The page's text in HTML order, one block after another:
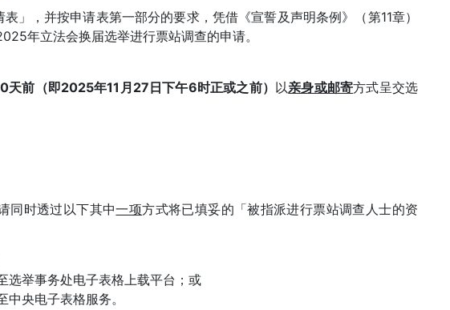
」，并按申请表第一部分的要求，凭借《宣誓及声明条例》（第11章）
年立法会换届选举进行票站调查的申请。
天前（即2025年11月27日下午6时正或之前） 以亲身或邮寄方式呈交选
同时透过以下其中一项方式将已填妥的「被指派进行票站调查人士的资
选举事务处电子表格上载平台；或
央电子表格服务。